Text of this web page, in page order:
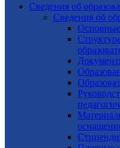
Сведения об
Сведения об